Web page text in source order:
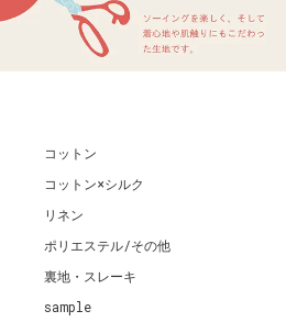
コットン
コットン×シルク
リネン
ポリエステル/その他
裏地・スレーキ
sample